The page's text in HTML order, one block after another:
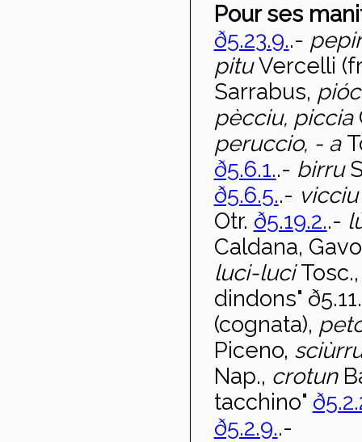
Pour ses
ð5.23.9..-
pituVercelli
Sarrabus, pi
pècciu, piccia
peruccio, - a
ð5.6.1..- birru
ð5.6.5..-
Otr. ð5.19.2..-
Caldana,
luci-luci
dindons"
(cognata), pet
Piceno,
Nap., crotun
tacchino"
ð5.2.9..-